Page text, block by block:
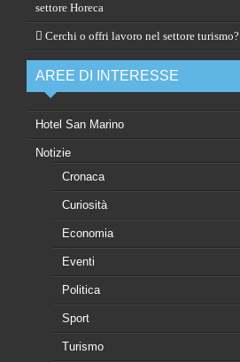
settore Horeca
Cerchi o offri lavoro nel settore turismo?
AREE DI INTERESSE
Hotel San Marino
Notizie
Cronaca
Curiosità
Economia
Eventi
Politica
Sport
Turismo